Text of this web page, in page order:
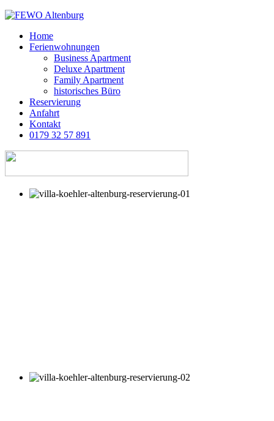
Home
Ferienwohnungen
Business Apartment
Deluxe Apartment
Family Apartment
historisches Büro
Reservierung
Anfahrt
Kontakt
0179 32 57 891